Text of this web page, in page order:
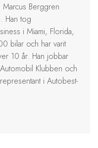
Berggren
Han tog
i Miami, Florida,
bilar och har varit
10 år. Han jobbar
Klubben och
i Autobest-